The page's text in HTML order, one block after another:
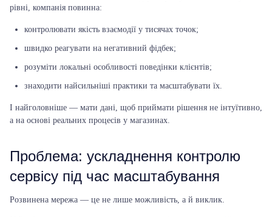
рівні, компанія повинна:
контролювати якість взаємодії у тисячах точок;
швидко реагувати на негативний фідбек;
розуміти локальні особливості поведінки клієнтів;
знаходити найсильніші практики та масштабувати їх.
І найголовніше — мати дані, щоб приймати рішення не інтуїтивно,
а на основі реальних процесів у магазинах.
Проблема: ускладнення контролю
сервісу під час масштабування
Розвинена мережа — це не лише можливість, а й виклик.